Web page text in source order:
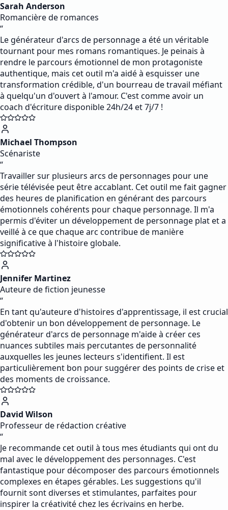
Sarah Anderson
Romancière de romances
“
Le générateur d'arcs de personnage a été un véritable
tournant pour mes romans romantiques. Je peinais à
rendre le parcours émotionnel de mon protagoniste
authentique, mais cet outil m'a aidé à esquisser une
transformation crédible, d'un bourreau de travail méfiant
à quelqu'un d'ouvert à l'amour. C'est comme avoir un
coach d'écriture disponible 24h/24 et 7j/7 !
Michael Thompson
Scénariste
“
Travailler sur plusieurs arcs de personnages pour une
série télévisée peut être accablant. Cet outil me fait gagner
des heures de planification en générant des parcours
émotionnels cohérents pour chaque personnage. Il m'a
permis d'éviter un développement de personnage plat et a
veillé à ce que chaque arc contribue de manière
significative à l'histoire globale.
Jennifer Martinez
Auteure de fiction jeunesse
“
En tant qu'auteure d'histoires d'apprentissage, il est crucial
d'obtenir un bon développement de personnage. Le
générateur d'arcs de personnage m'aide à créer ces
nuances subtiles mais percutantes de personnalité
auxquelles les jeunes lecteurs s'identifient. Il est
particulièrement bon pour suggérer des points de crise et
des moments de croissance.
David Wilson
Professeur de rédaction créative
“
Je recommande cet outil à tous mes étudiants qui ont du
mal avec le développement des personnages. C'est
fantastique pour décomposer des parcours émotionnels
complexes en étapes gérables. Les suggestions qu'il
fournit sont diverses et stimulantes, parfaites pour
inspirer la créativité chez les écrivains en herbe.